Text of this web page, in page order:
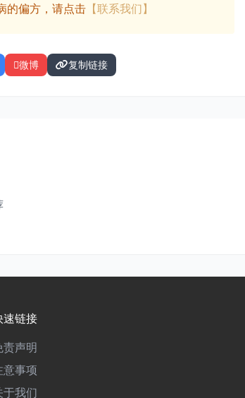
的偏方，请点击 【联系我们】
微博 复制链接
速链接
责声明
意事项
于我们